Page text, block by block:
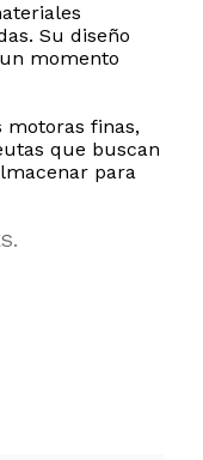
Su diseño
momento
motoras finas,
que buscan
para